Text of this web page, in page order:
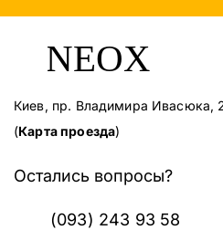
Киев, пр. Владимира Ивасюка,
(Карта проезда)
Остались вопросы?
(093) 243 93 58